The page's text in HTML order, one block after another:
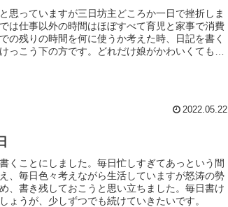
思っていますが三日坊主どころか一日で挫折しま
は仕事以外の時間はほぼすべて育児と家事で消費
の残りの時間を何に使うか考えた時、日記を書く
っこう下の方です。どれだけ娘がかわいくても、
2022.05.22
くことにしました。毎日忙しすぎてあっという間
、毎日色々考えながら生活していますが怒涛の勢
、書き残しておこうと思い立ちました。毎日書け
ょうが、少しずつでも続けていきたいです。